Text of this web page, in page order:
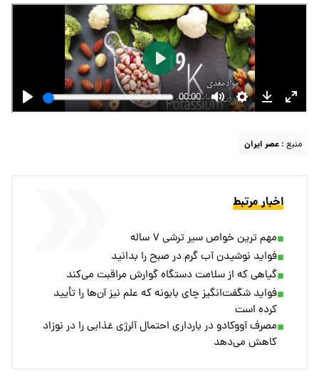
منبع : عصر ایران
اخبار مرتبط
مهم ترین خواص سیر ترشی ۷ ساله
فواید نوشیدن آب گرم در صبح را بدانید
گیاهی که از سلامت دستگاه گوارش مراقبت می‌کند
فواید شگفت‌انگیز چای بابونه که علم نیز آن‌ها را تأیید
کرده است
مصرف آووکادو در بارداری احتمال آلرژی غذایی را در نوزاد
کاهش می‌دهد